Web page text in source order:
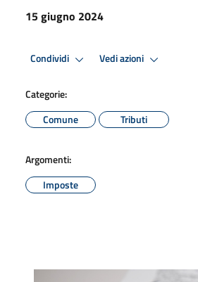
15 giugno 2024
Condividi Vedi azioni
Categorie:
Comune
Tributi
Argomenti:
Imposte